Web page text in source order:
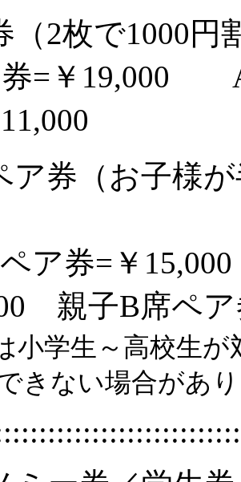
2枚で1000円
券=￥19,000
券（お子様が
ペア券=￥
親子B席ペ
小学生～高校生
きない場合があ